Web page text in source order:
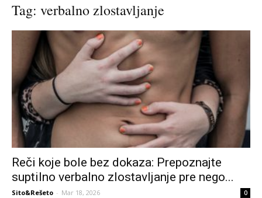
Tag: verbalno zlostavljanje
Reči koje bole bez dokaza: Prepoznajte
suptilno verbalno zlostavljanje pre nego...
Sito&Rešeto - Mar 18, 2026 0